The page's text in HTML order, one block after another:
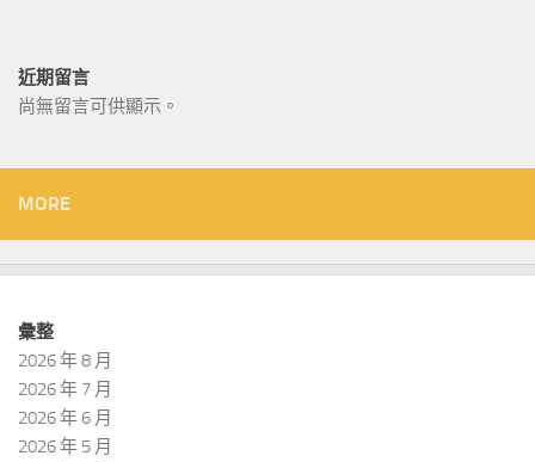
近期留言
尚無留言可供顯示。
MORE
彙整
2026 年 8 月
2026 年 7 月
2026 年 6 月
2026 年 5 月